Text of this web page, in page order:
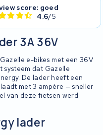
score: goed
4.6/5
3A 36V
e-bikes met een 36V
systeem dat Gazelle
De lader heeft een
met 3 ampère — sneller
van deze fietsen werd
lader